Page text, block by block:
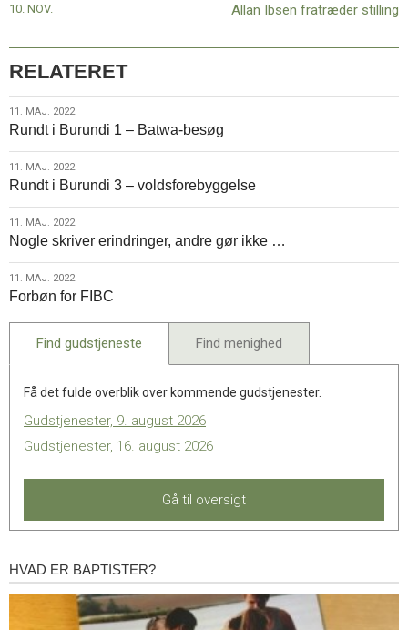
Allan Ibsen fratræder stilling
10. NOV.
RELATERET
11.
maj.
2022
11. MAJ. 2022
Rundt i Burundi 1 – Batwa-besøg
11.
maj.
2022
11. MAJ. 2022
Rundt i Burundi 3 – voldsforebyggelse
11.
maj.
2022
11. MAJ. 2022
Nogle skriver erindringer, andre gør ikke …
11.
maj.
2022
11. MAJ. 2022
Forbøn for FIBC
Find gudstjeneste Find menighed
Få det fulde overblik over kommende gudstjenester.
Gudstjenester, 9. august 2026
Gudstjenester, 16. august 2026
Gå til oversigt
Hvad
er
HVAD ER BAPTISTER?